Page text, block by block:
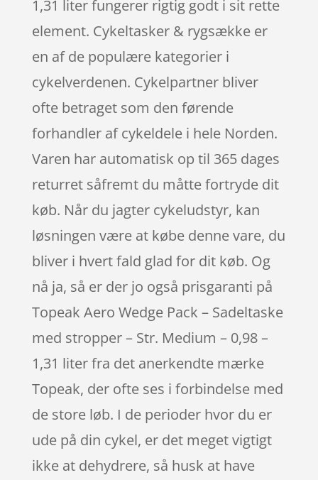
1,31 liter fungerer rigtig godt i sit rette
element. Cykeltasker & rygsække er
en af de populære kategorier i
cykelverdenen. Cykelpartner bliver
ofte betraget som den førende
forhandler af cykeldele i hele Norden.
Varen har automatisk op til 365 dages
returret såfremt du måtte fortryde dit
køb. Når du jagter cykeludstyr, kan
løsningen være at købe denne vare, du
bliver i hvert fald glad for dit køb. Og
nå ja, så er der jo også prisgaranti på
Topeak Aero Wedge Pack – Sadeltaske
med stropper – Str. Medium – 0,98 –
1,31 liter fra det anerkendte mærke
Topeak, der ofte ses i forbindelse med
de store løb. I de perioder hvor du er
ude på din cykel, er det meget vigtigt
ikke at dehydrere, så husk at have